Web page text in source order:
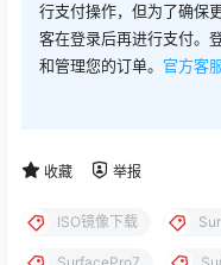
行支付操作，但为了确保
客在登录后再进行支付。
和管理您的订单。 官方客
收藏 举报
ISO镜像下载